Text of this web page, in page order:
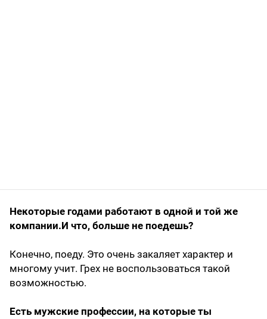
Некоторые годами работают в одной и той же
компании.И что, больше не поедешь?
Конечно, поеду. Это очень закаляет характер и
многому учит. Грех не воспользоваться такой
возможностью.
Есть мужские профессии, на которые ты